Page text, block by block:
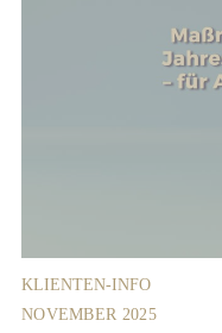
KLIENTEN-INFO
NOVEMBER 2025